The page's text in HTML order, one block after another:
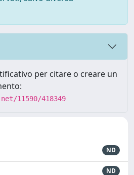
per citare o creare un
11590/418349
ND
ND